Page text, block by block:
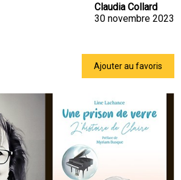
Claudia Collard
30 novembre 2023
Ajouter au favoris